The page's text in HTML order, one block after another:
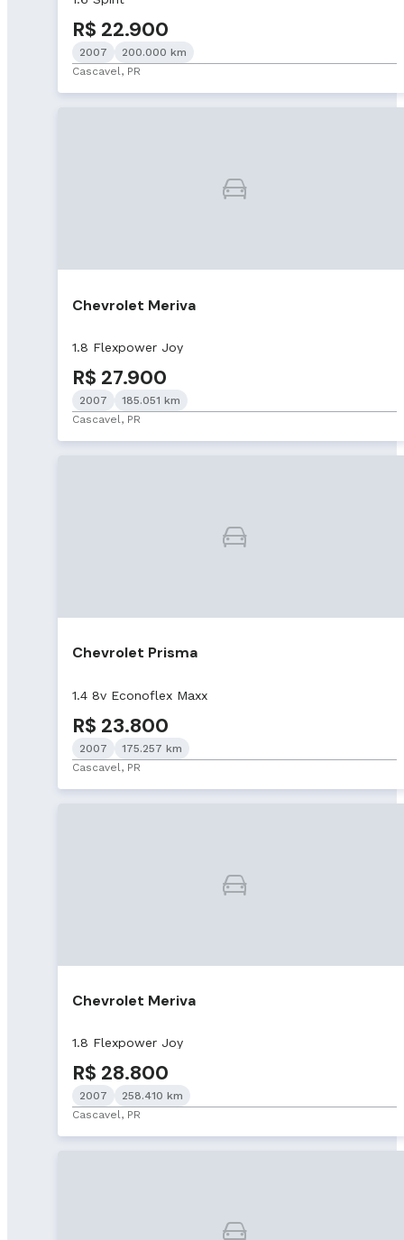
R$ 22.900
2007
200.000 km
Cascavel, PR
Chevrolet Meriva
1.8 Flexpower Joy
R$ 27.900
2007
185.051 km
Cascavel, PR
Chevrolet Prisma
1.4 8v Econoflex Maxx
R$ 23.800
2007
175.257 km
Cascavel, PR
Chevrolet Meriva
1.8 Flexpower Joy
R$ 28.800
2007
258.410 km
Cascavel, PR